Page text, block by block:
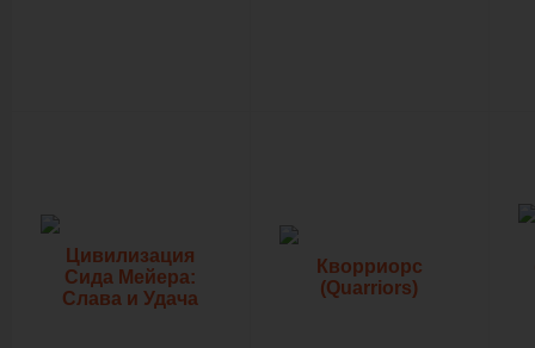
Цивилизация
Сида Мейера:
Слава и Удача
Кворриорс
(Quarriors)